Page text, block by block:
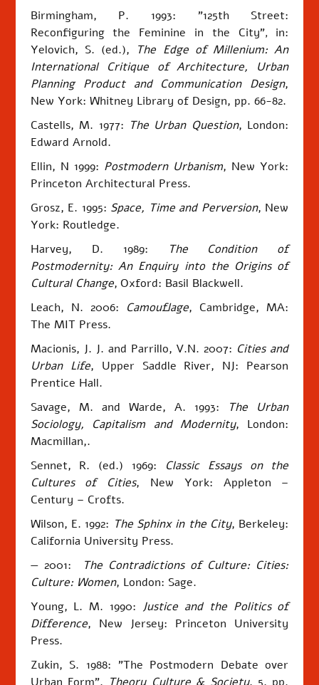
Birmingham, P. 1993: "125th Street:
Reconfiguring the Feminine in the City", in:
Yelovich, S. (ed.), The Edge of Millenium: An
International Critique of Architecture, Urban
Planning Product and Communication Design,
New York: Whitney Library of Design, pp. 66-82.
Castells, M. 1977: The Urban Question, London:
Edward Arnold.
Ellin, N 1999: Postmodern Urbanism, New York:
Princeton Architectural Press.
Grosz, E. 1995: Space, Time and Perversion, New
York: Routledge.
Harvey, D. 1989:
The Condition of
Postmodernity: An Enquiry into the Origins of
Cultural Change, Oxford: Basil Blackwell.
Leach, N. 2006: Camouflage, Cambridge, MA:
The MIT Press.
Macionis, J. J. and Parrillo, V.N. 2007: Cities and
Urban Life, Upper Saddle River, NJ: Pearson
Prentice Hall.
Savage, M. and Warde, A. 1993:
The Urban
Sociology, Capitalism and Modernity, London:
Macmillan,.
Sennet, R. (ed.) 1969: Classic Essays on the
Cultures of Cities, New York: Appleton –
Century – Crofts.
Wilson, E. 1992: The Sphinx in the City, Berkeley:
California University Press.
— 2001:
The Contradictions of Culture: Cities:
Culture: Women, London: Sage.
Young, L. M. 1990: Justice and the Politics of
Difference, New Jersey: Princeton University
Press.
Zukin, S. 1988: "The Postmodern Debate over